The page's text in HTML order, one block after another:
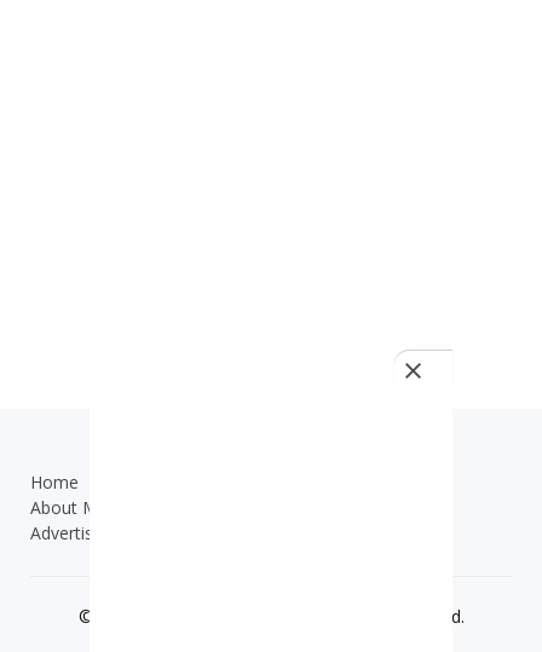
Home
About Me
Advertisement
© 2019 - 2025 - All Right Reserved.